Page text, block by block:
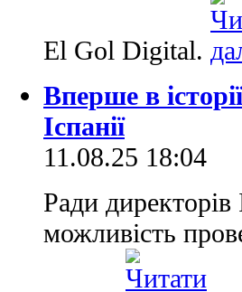
El Gol Digital.
Вперше в
Іспанії
11.08.25 18:04
Ради директорів
можливість